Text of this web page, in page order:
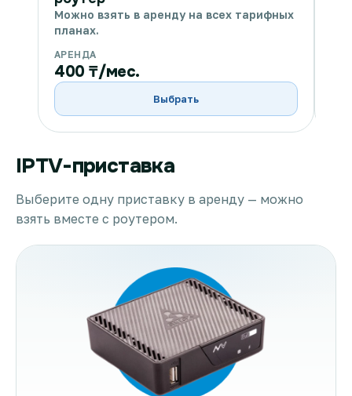
Можно взять в аренду на всех тарифных
планах.
АРЕНДА
400 ₸/мес.
Выбрать
IPTV-приставка
Выберите одну приставку в аренду — можно
взять вместе с роутером.